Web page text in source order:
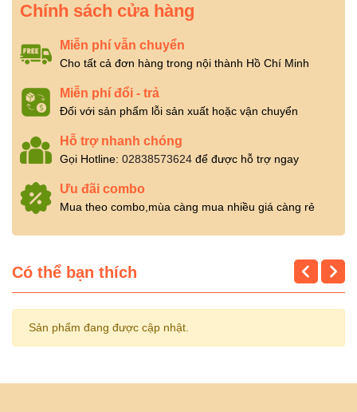
Chính sách cửa hàng
Miễn phí vẫn chuyển
Cho tất cả đơn hàng trong nội thành Hồ Chí Minh
Miễn phí đổi - trả
Đối với sản phẩm lỗi sản xuất hoặc vận chuyển
Hỗ trợ nhanh chóng
Gọi Hotline: 02838573624 để được hỗ trợ ngay
Ưu đãi combo
Mua theo combo,mùa càng mua nhiều giá càng rẻ
Có thể bạn thích
Sản phẩm đang được cập nhật.